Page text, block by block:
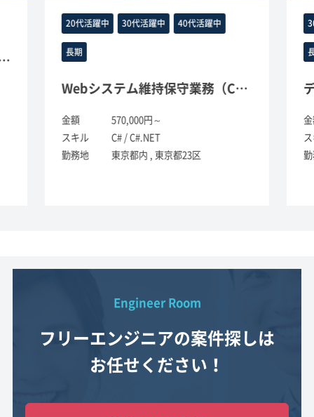
管理インフラ設計・実装案件
20代活躍中 30代活躍中 40代活躍中
長期
Webシステム維持保守業務（C＃）
金額
570,000円～
スキル
C# / C#.NET
勤務地
東京都内 , 東京都23区
Engineer Room
フリーエンジニアの案件探しは
お任せください！